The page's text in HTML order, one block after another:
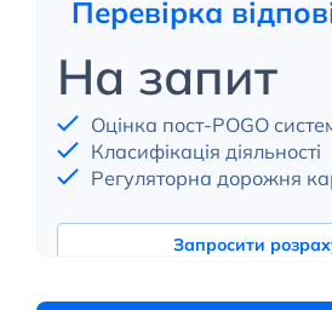
Перевірка
На запит
Оцінка пост-POGO
Класифікація діяльності
Регуляторна дорожня
Запросити